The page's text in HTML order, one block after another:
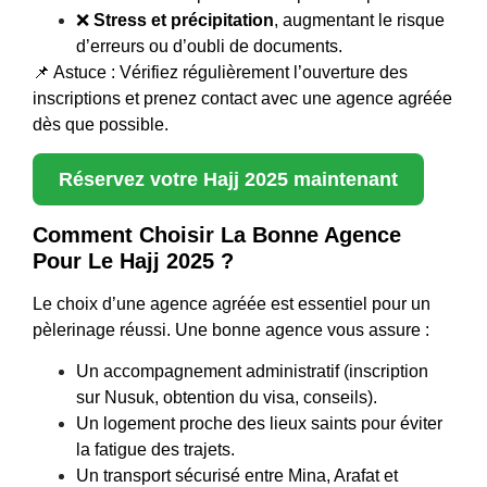
❌ Stress et précipitation, augmentant le risque
d’erreurs ou d’oubli de documents.
📌 Astuce : Vérifiez régulièrement l’ouverture des
inscriptions et prenez contact avec une agence agréée
dès que possible.
Réservez votre Hajj 2025 maintenant
Comment Choisir La Bonne Agence
Pour Le Hajj 2025 ?
Le choix d’une agence agréée est essentiel pour un
pèlerinage réussi. Une bonne agence vous assure :
Un accompagnement administratif (inscription
sur Nusuk, obtention du visa, conseils).
Un logement proche des lieux saints pour éviter
la fatigue des trajets.
Un transport sécurisé entre Mina, Arafat et